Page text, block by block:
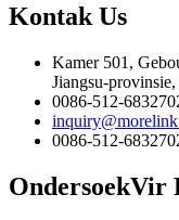
Kontak Us
Kamer 501,
Jiangsu-
0086-512-
0086-512-
OndersoekVir